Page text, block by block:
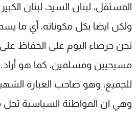
المستقل، لبنان السيد، لبنان
ولكن ايضا بكل مكوناته، أي ما
نحن حرصاء اليوم على الحفاظ
مسيحيين ومسلمين، كما هو أراد.
للجميع، وهو صاحب العبارة
وهي ان المواطنة السياسية تحل